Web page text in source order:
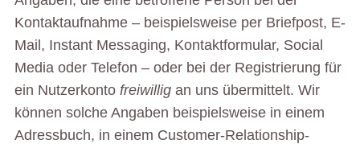
Kontaktaufnahme – beispielsweise per Briefpost, E-
Mail, Instant Messaging, Kontaktformular, Social
Media oder Telefon – oder bei der Registrierung für
ein Nutzerkonto freiwillig an uns übermittelt. Wir
können solche Angaben beispielsweise in einem
Adressbuch, in einem Customer-Relationship-